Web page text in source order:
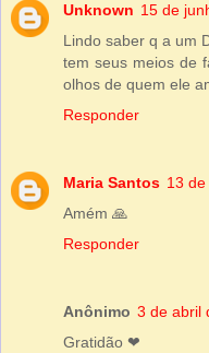
Unknown 15 de
Lindo saber q a um
tem seus meios de
olhos de quem ele
Responder
Maria Santos 13
Amém 🙏
Responder
Anônimo 3 de abril
Gratidão ❤